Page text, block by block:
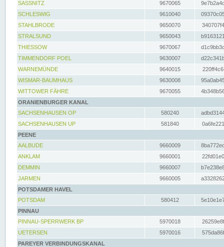
SASSNITZ
9670065
SCHLESWIG
9610040
STAHLBRODE
9650070
STRALSUND
9650043
THIESSOW
9670067
TIMMENDORF POEL
9630007
WARNEMÜNDE
9640015
WISMAR-BAUMHAUS
9630008
WITTOWER FÄHRE
9670055
ORANIENBURGER KANAL
SACHSENHAUSEN OP
580240
SACHSENHAUSEN UP
581840
PEENE
AALBUDE
9660009
ANKLAM
9660001
DEMMIN
9660007
JARMEN
9660005
POTSDAMER HAVEL
POTSDAM
580412
PINNAU
PINNAU-SPERRWERK BP
5970018
UETERSEN
5970016
PAREYER VERBINDUNGSKANAL